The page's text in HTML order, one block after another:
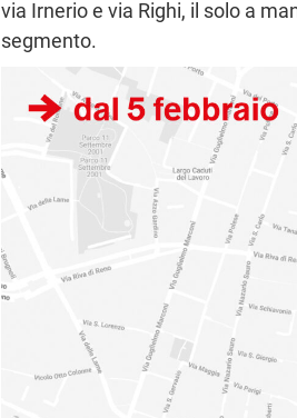
via Irnerio e via Righi, il solo a
segmento.